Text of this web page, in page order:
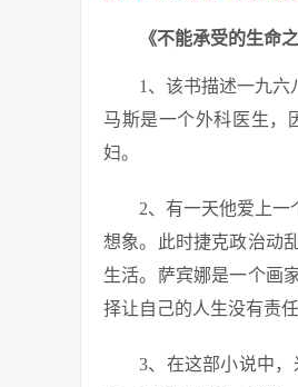
《不能承受的生命
1、该书描述一九
马斯是一个外科医生，
妇。
2、有一天他爱上
想象。此时捷克政治动
生活。萨宾娜是一个画
择让自己的人生没有责
3、在这部小说中